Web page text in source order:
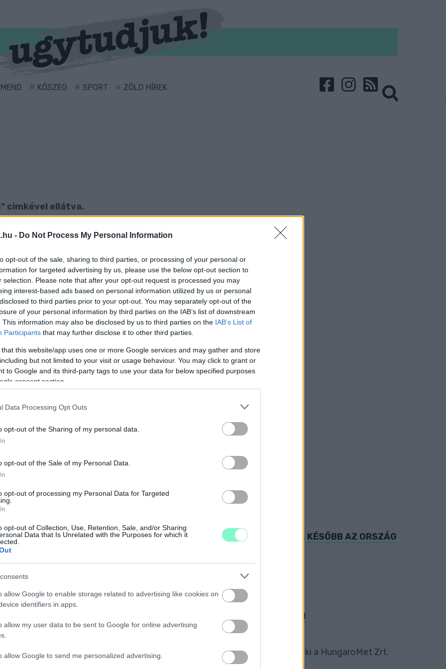
- Do Not Process My Personal Information
opt-out of the sale, sharing to third parties, or processing of your personal or
for targeted advertising by us, please use the below opt-out section to
selection. Please note that after your opt-out request is processed you may
interest-based ads based on personal information utilized by us or personal
to third parties prior to your opt-out. You may separately opt-out of the
of your personal information by third parties on the IAB’s list of downstream
This information may also be disclosed by us to third parties on the IAB’s List of
Participants that may further disclose it to other third parties.
that this website/app uses one or more Google services and may gather and store
but not limited to your visit or usage behaviour. You may click to grant or
to Google and its third-party tags to use your data for below specified purposes
consent section.
Data Processing Opt Outs
opt-out of the Sharing of my personal data.
opt-out of the Sale of my Personal Data.
opt-out of processing my Personal Data for Targeted
opt-out of Collection, Use, Retention, Sale, and/or Sharing
Data that Is Unrelated with the Purposes for which it
allow Google to enable storage related to advertising like cookies on
identifiers in apps.
allow my user data to be sent to Google for online advertising
allow Google to send me personalized advertising.
KŐSZEG SPORT ZÖLD HÍREK
cimkével ellátva.
is elérheti.
HÉTVÉGÉJÉN
HÉT, MAJD ESŐ ÉS TÖBBFOKOS LEHŰLÉS ÉRKEZIK
HÉTVÉGÉN FELHŐS IDŐ ÉS LEHŰLÉS VÁRHATÓ
EGY HIDEGFRONT ÉRKEZIK KEZDETBEN AZ ALPOKALJÁRA, KÉSŐBB AZ ORSZÁG
és térségében.
A METEOROLÓGIAI SZOLGÁLAT SZERDÁN ÉS CSÜTÖRTÖKÖN
emelkedhet a napi középhőmérséklet az ország jelentős részén - derül ki a HungaroMet Zrt.